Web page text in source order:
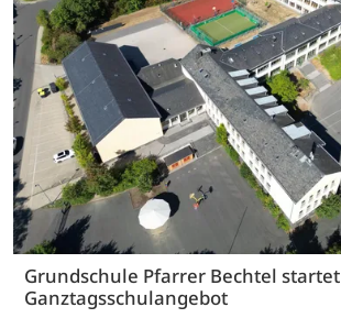
Grundschule Pfarrer Bechtel startet
Ganztagsschulangebot